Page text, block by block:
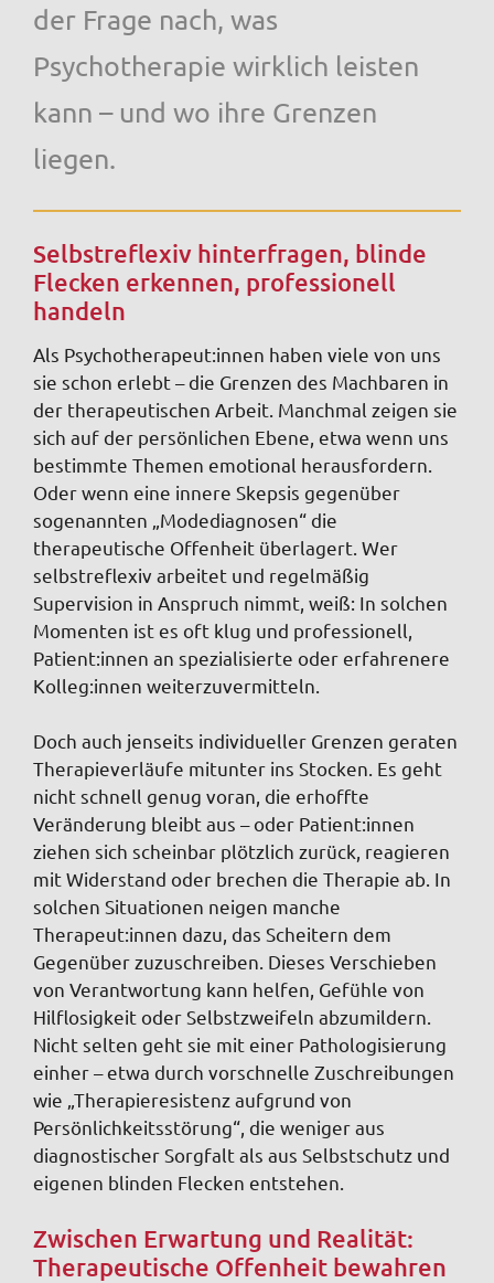
der Frage nach, was
Psychotherapie wirklich leisten
kann – und wo ihre Grenzen
liegen.
Selbstreflexiv hinterfragen, blinde
Flecken erkennen, professionell
handeln
Als Psychotherapeut:innen haben viele von uns
sie schon erlebt – die Grenzen des Machbaren in
der therapeutischen Arbeit. Manchmal zeigen sie
sich auf der persönlichen Ebene, etwa wenn uns
bestimmte Themen emotional herausfordern.
Oder wenn eine innere Skepsis gegenüber
sogenannten „Modediagnosen“ die
therapeutische Offenheit überlagert. Wer
selbstreflexiv arbeitet und regelmäßig
Supervision in Anspruch nimmt, weiß: In solchen
Momenten ist es oft klug und professionell,
Patient:innen an spezialisierte oder erfahrenere
Kolleg:innen weiterzuvermitteln.
Doch auch jenseits individueller Grenzen geraten
Therapieverläufe mitunter ins Stocken. Es geht
nicht schnell genug voran, die erhoffte
Veränderung bleibt aus – oder Patient:innen
ziehen sich scheinbar plötzlich zurück, reagieren
mit Widerstand oder brechen die Therapie ab. In
solchen Situationen neigen manche
Therapeut:innen dazu, das Scheitern dem
Gegenüber zuzuschreiben. Dieses Verschieben
von Verantwortung kann helfen, Gefühle von
Hilflosigkeit oder Selbstzweifeln abzumildern.
Nicht selten geht sie mit einer Pathologisierung
einher – etwa durch vorschnelle Zuschreibungen
wie „Therapieresistenz aufgrund von
Persönlichkeitsstörung“, die weniger aus
diagnostischer Sorgfalt als aus Selbstschutz und
eigenen blinden Flecken entstehen.
Zwischen Erwartung und Realität:
Therapeutische Offenheit bewahren